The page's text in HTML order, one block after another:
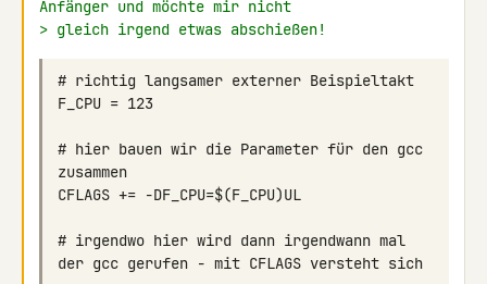
Anfänger und möchte mir nicht
> gleich irgend etwas abschießen!
# hier bauen wir die Parameter für den gcc
# irgendwo hier wird dann irgendwann mal